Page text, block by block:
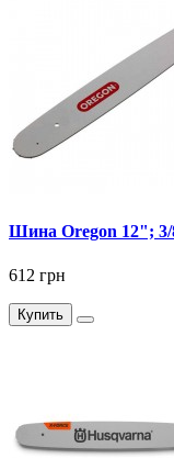
Шина Oregon 12";
612 грн
Купить